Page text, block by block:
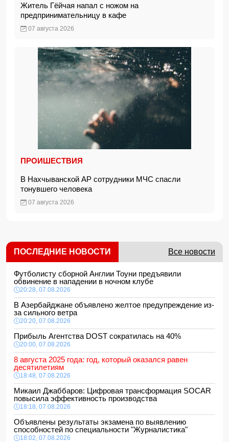
Житель Гёйчая напал с ножом на
предпринимательницу в кафе
07 августа 2026
ПРОИШЕСТВИЯ
В Нахчыванской АР сотрудники МЧС спасли
тонувшего человека
07 августа 2026
ПОСЛЕДНИЕ НОВОСТИ Все новости
Футболисту сборной Англии Тоуни предъявили
обвинение в нападении в ночном клубе
20:28, 07.08.2026
В Азербайджане объявлено желтое предупреждение из-
за сильного ветра
20:20, 07.08.2026
Прибыль Агентства DOST сократилась на 40%
20:00, 07.08.2026
8 августа 2025 года: год, который оказался равен
десятилетиям
18:48, 07.08.2026
Микаил Джаббаров: Цифровая трансформация SOCAR
повысила эффективность производства
18:18, 07.08.2026
Объявлены результаты экзамена по выявлению
способностей по специальности "Журналистика"
18:02, 07.08.2026